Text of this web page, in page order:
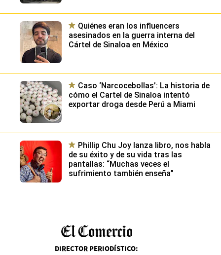
Quiénes eran los influencers
asesinados en la guerra interna del
Cártel de Sinaloa en México
Caso ‘Narcocebollas’: La historia de
cómo el Cartel de Sinaloa intentó
exportar droga desde Perú a Miami
Phillip Chu Joy lanza libro, nos habla
de su éxito y de su vida tras las
pantallas: “Muchas veces el
sufrimiento también enseña”
DIRECTOR PERIODÍSTICO: